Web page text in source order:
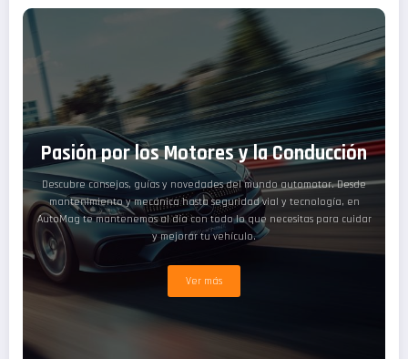
Pasión por los Motores y la Conducción
Descubre consejos, guías y novedades del mundo automotor. Desde
mantenimiento y mecánica hasta seguridad vial y tecnología, en
AutoMag te mantenemos al día con todo lo que necesitas para cuidar
y mejorar tu vehículo.
Ver más